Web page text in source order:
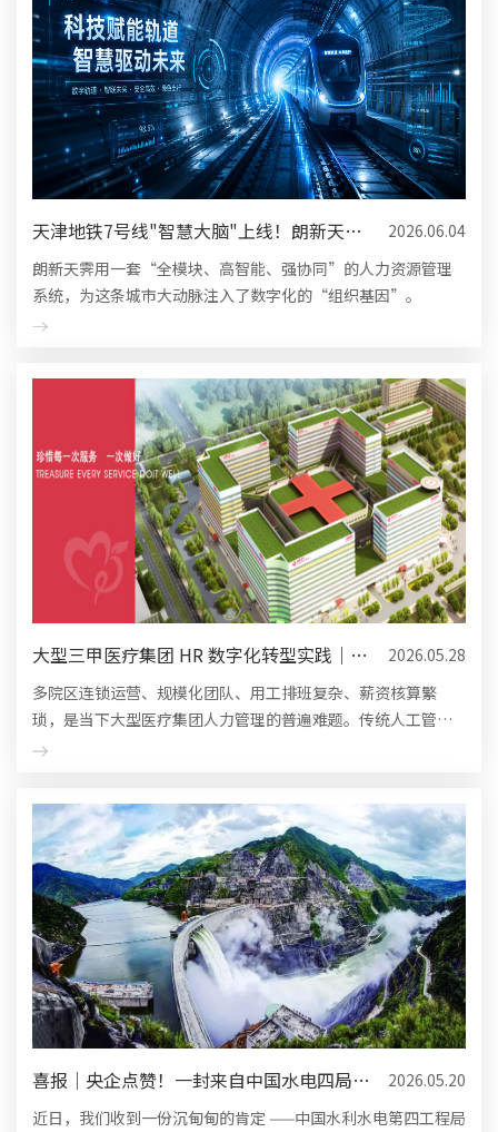
天津地铁7号线"智慧大脑"上线！朗新天霁
2026.06.04
朗新天霁用一套“全模块、高智能、强协同”的人力资源管理
系统，为这条城市大动脉注入了数字化的“组织基因”。
大型三甲医疗集团 HR 数字化转型实践｜朗
2026.05.28
多院区连锁运营、规模化团队、用工排班复杂、薪资核算繁
琐，是当下大型医疗集团人力管理的普遍难题。传统人工管理
模式效率低、数据散、风险高，严重制约医院精细化发展。朗
喜报｜央企点赞！一封来自中国水电四局的
2026.05.20
近日，我们收到一份沉甸甸的肯定 ——中国水利水电第四工程局